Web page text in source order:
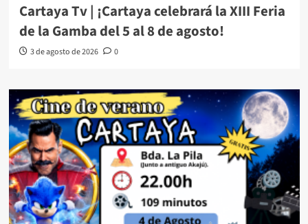
Cartaya Tv | ¡Cartaya celebrará la XIII Feria
de la Gamba del 5 al 8 de agosto!
3 de agosto de 2026 0